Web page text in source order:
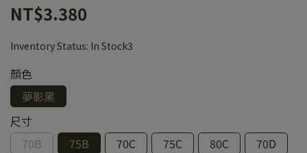
NT$3.380
Inventory Status: In Stock3
顏色
夢影黑
尺寸
70B
75B 70C 75C 80C
70D